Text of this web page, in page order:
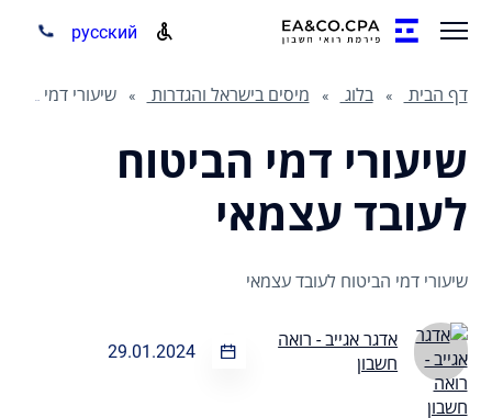
русский
דף הבית בלוג מיסים בישראל והגדרות שיעורי דמי הביטוח לעובד עצמאי
שיעורי דמי הביטוח
לעובד עצמאי
שיעורי דמי הביטוח לעובד עצמאי
אדגר אגייב - רואה
חשבון
29.01.2024